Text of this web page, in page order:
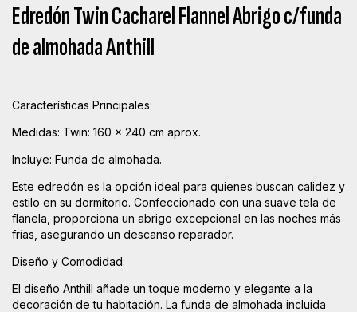
Edredón Twin Cacharel Flannel Abrigo c/funda
de almohada Anthill
Características Principales:
Medidas: Twin: 160 x 240 cm aprox.
Incluye: Funda de almohada.
Este edredón es la opción ideal para quienes buscan calidez y
estilo en su dormitorio. Confeccionado con una suave tela de
flanela, proporciona un abrigo excepcional en las noches más
frías, asegurando un descanso reparador.
Diseño y Comodidad:
El diseño Anthill añade un toque moderno y elegante a la
decoración de tu habitación. La funda de almohada incluida